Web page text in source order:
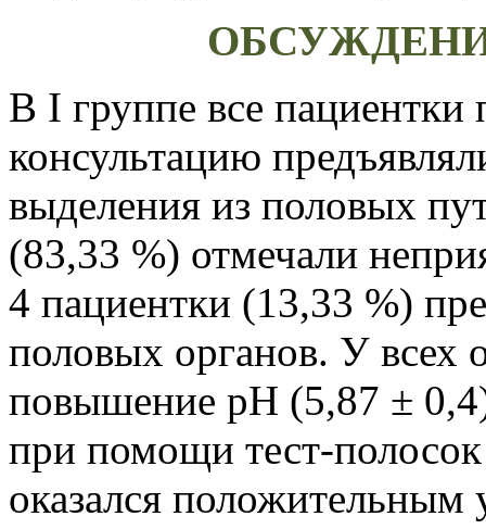
В I группе все
консультацию
выделения из половых
(83,33 %) отмечали
4 пациентки (13,33 %)
половых органов. У всех
повышение pH (5,87 ±
при помощи тест-
оказался